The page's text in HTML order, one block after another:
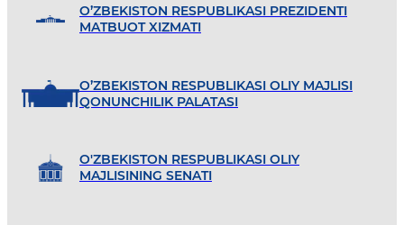
O’ZBEKISTON RESPUBLIKASI PREZIDENTI
MATBUOT XIZMATI
O’ZBEKISTON RESPUBLIKASI OLIY MAJLISI
QONUNCHILIK PALATASI
O'ZBEKISTON RESPUBLIKASI OLIY
MAJLISINING SENATI